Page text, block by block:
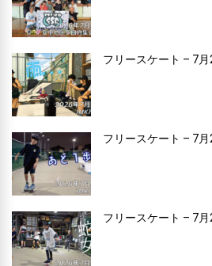
フリースケート – 7
フリースケート – 7
フリースケート – 7